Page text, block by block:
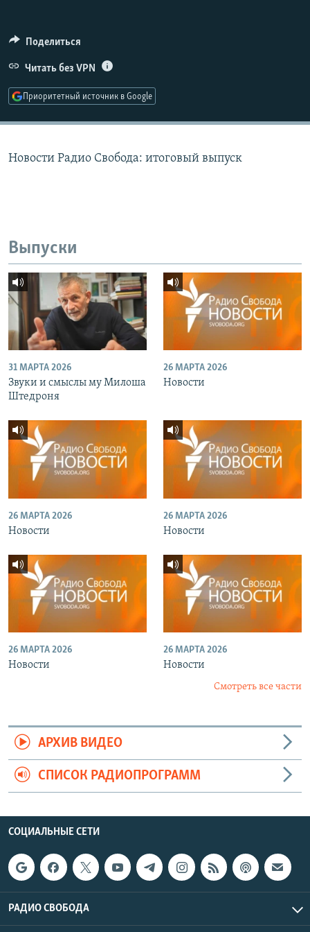
ПОДПИШИТЕСЬ НА РАССЫЛКУ
СОЦИАЛЬНЫЕ СЕТИ
Поделиться
Читать без VPN
Приоритетный источник в Google
Новости Радио Свобода: итоговый выпуск
Выпуски
31 МАРТА 2026
Звуки и смыслы му Милоша
Штедроня
26 МАРТА 2026
Новости
26 МАРТА 2026
Новости
26 МАРТА 2026
Новости
26 МАРТА 2026
Новости
26 МАРТА 2026
Новости
Смотреть все части
АРХИВ ВИДЕО
СПИСОК РАДИОПРОГРАММ
СОЦИАЛЬНЫЕ СЕТИ
РАДИО СВОБОДА